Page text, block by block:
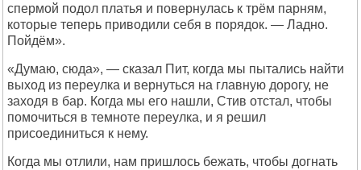
спермой подол платья и повернулась к трём парням,
которые теперь приводили себя в порядок. — Ладно.
Пойдём».
«Думаю, сюда», — сказал Пит, когда мы пытались найти
выход из переулка и вернуться на главную дорогу, не
заходя в бар. Когда мы его нашли, Стив отстал, чтобы
помочиться в темноте переулка, и я решил
присоединиться к нему.
Когда мы отлили, нам пришлось бежать, чтобы догнать